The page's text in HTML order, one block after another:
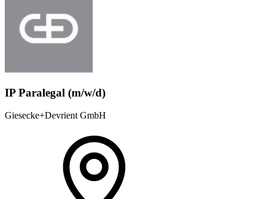
IP Paralegal (m/w/d)
Giesecke+Devrient GmbH